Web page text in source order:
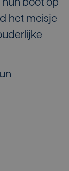
boot op
het meisje